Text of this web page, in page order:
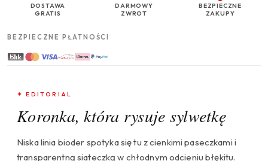
DOSTAWA
GRATIS
DARMOWY
ZWROT
BEZPIECZNE
ZAKUPY
BEZPIECZNE PŁATNOŚCI
✦ EDITORIAL
Koronka, która rysuje sylwetkę
Niska linia bioder spotyka się tu z cienkimi paseczkami i
transparentną siateczką w chłodnym odcieniu błękitu.